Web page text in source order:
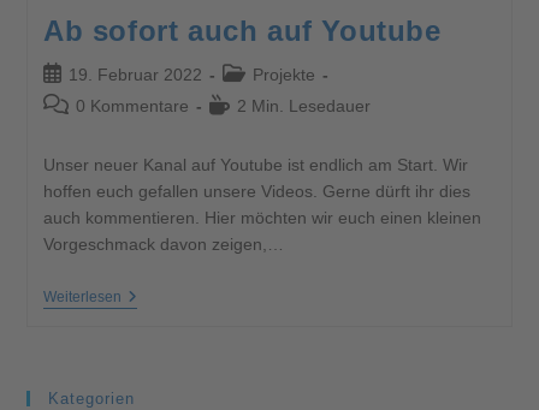
Ab sofort auch auf Youtube
19. Februar 2022
Projekte
0 Kommentare
2 Min. Lesedauer
Unser neuer Kanal auf Youtube ist endlich am Start. Wir
hoffen euch gefallen unsere Videos. Gerne dürft ihr dies
auch kommentieren. Hier möchten wir euch einen kleinen
Vorgeschmack davon zeigen,…
Weiterlesen
Kategorien